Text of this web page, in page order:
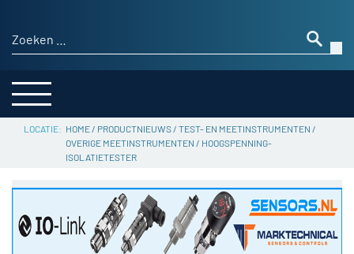
Zoeken naar:
THEMA’S
SERVICE
HOME/ PRODUCTNIEUWS/ TEST- EN MEETINSTRUMENTEN /
OVERIGE MEETINSTRUMENTEN / HOOGSPENNING-
ISOLATIETESTER